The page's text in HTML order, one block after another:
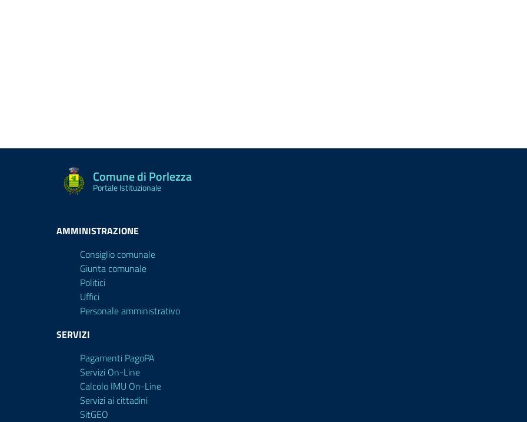
Comune di Porlezza
Portale Istituzionale
AMMINISTRAZIONE
Consiglio comunale
Giunta comunale
Politici
Uffici
Personale amministrativo
SERVIZI
Pagamenti PagoPA
Servizi On-Line
Calcolo IMU On-Line
Servizi ai cittadini
SitGEO